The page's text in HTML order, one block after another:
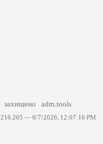
захищено adm.tools
— 8/7/2026, 12:07:16 PM